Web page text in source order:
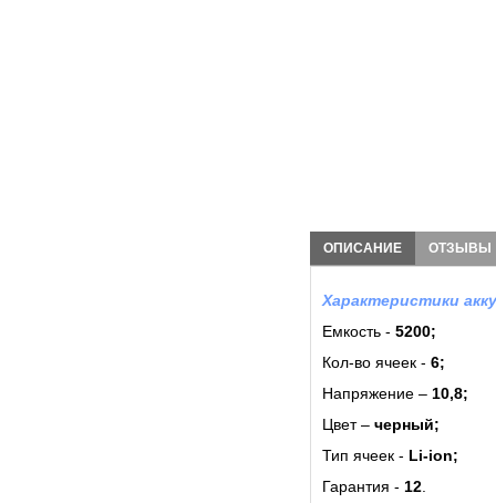
ОПИСАНИЕ ОТЗЫВЫ
Характеристики
Емкость - 5200;
Кол-во ячеек - 6;
Напряжение – 10,8;
Цвет – черный;
Тип ячеек - Li-ion;
Гарантия - 12